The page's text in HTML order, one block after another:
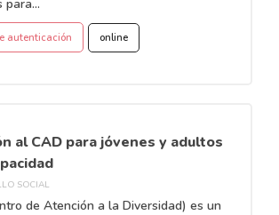
para...
autenticación online
al CAD para jóvenes y adultos
SOCIAL
de Atención a la Diversidad) es un